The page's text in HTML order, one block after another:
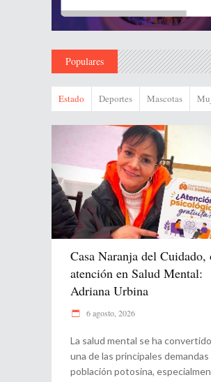
Populares
Estado Deportes Mascotas
Casa Naranja del Cuidado,
atención en Salud Mental:
Adriana Urbina
6 agosto, 2026
La salud mental se ha
una de las principales demandas
población potosina,